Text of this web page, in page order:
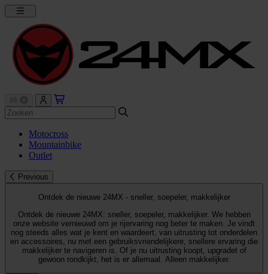
Motocross
Mountainbike
Outlet
Previous
Ontdek de nieuwe 24MX - sneller, soepeler, makkelijker
Ontdek de nieuwe 24MX: sneller, soepeler, makkelijker. We hebben
onze website vernieuwd om je rijervaring nog beter te maken. Je vindt
nog steeds alles wat je kent en waardeert, van uitrusting tot onderdelen
en accessoires, nu met een gebruiksvriendelijkere, snellere ervaring die
makkelijker te navigeren is. Of je nu uitrusting koopt, upgradet of
gewoon rondkijkt, het is er allemaal. Alleen makkelijker.